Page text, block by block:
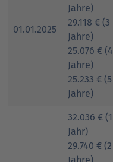
01.01.2025
Jahre)
29.118 € (3
Jahre)
25.076 € (4
Jahre)
25.233 € (5
Jahre)
32.036 € (1
Jahr)
29.740 € (2
Jahre)